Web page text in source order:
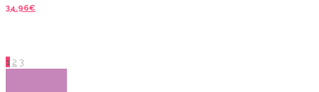
34.96€
1 2 3